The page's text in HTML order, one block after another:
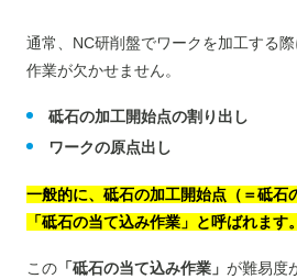
通常、NC研削盤でワークを加工する
作業が欠かせません。
砥石の加工開始点の割り出し
ワークの原点出し
一般的に、砥石の加工開始点（＝砥石
「砥石の当て込み作業」と呼ばれます。
この「砥石の当て込み作業」 が難易度